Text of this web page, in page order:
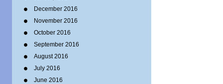
December 2016
November 2016
October 2016
September 2016
August 2016
July 2016
June 2016